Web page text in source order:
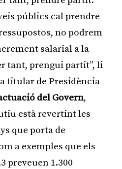
públics cal prendre
no podrem
salarial a la
tant, prengui partit”, li
titular de Presidència
del Govern,
està revertint les
que porta de
a exemples que els
preveuen 1.300